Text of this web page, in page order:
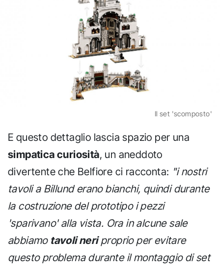
Il set 'scomposto'
E questo dettaglio lascia spazio per una
simpatica curiosità, un aneddoto
divertente che Belfiore ci racconta: "i nostri
tavoli a Billund erano bianchi, quindi durante
la costruzione del prototipo i pezzi
'sparivano' alla vista. Ora in alcune sale
abbiamo tavoli neriproprio per evitare
questo problema durante il montaggio di set